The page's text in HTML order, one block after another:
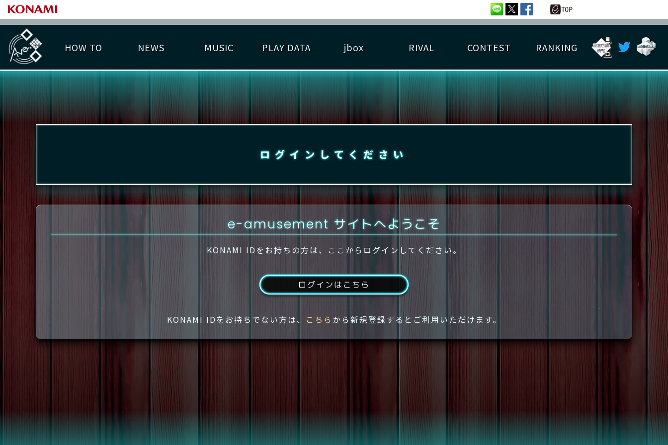
HOW TO
基本の遊び方
NEWS MUSIC
遊べる楽曲
PLAY DATA
PLAY DATA TOP
称号 プレー履歴 プレーグラフ ねんごろチャレンジ EDIT譜面
jbox RIVAL
ライバル一覧 プレーヤー検索
CONTEST
大会開催 大会とは？
RANKING
LICENSE HIT CHART ORIGINAL HIT CHART RANKING RANKING
ログインしてください
e-amusement サイトへようこそ
KONAMI IDをお持ちの方は、ここからログインしてください。
ログインはこちら
KONAMI IDをお持ちでない方は、 こちら から新規登録するとご利用いただけます。